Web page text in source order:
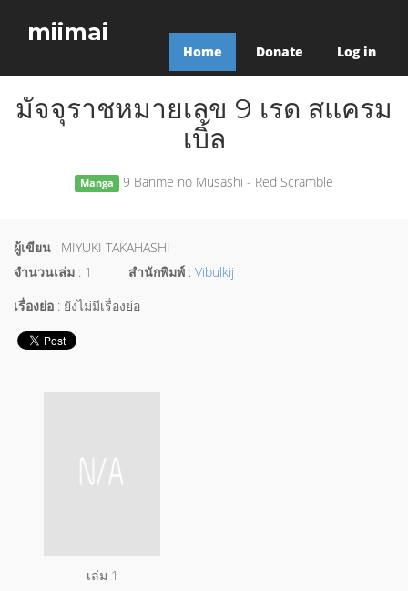
miimai
Home Donate Log in
มัจจุราชหมายเลข 9 เรด สแครม
เบิ้ล
Manga 9 Banme no Musashi - Red Scramble
ผู้เขียน : MIYUKI TAKAHASHI
จำนวนเล่ม : 1 สำนักพิมพ์ : Vibulkij
เรื่องย่อ : ยังไม่มีเรื่องย่อ
เล่ม 1